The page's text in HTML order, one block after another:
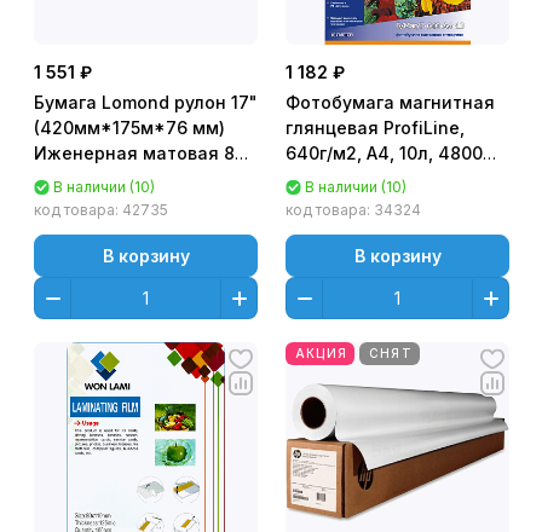
1 551 ₽
Бумага Lomond рулон 17"
(420мм*175м*76 мм)
Иженерная матовая 80
г, "Стандарт"
В наличии (10)
код товара: 42735
В корзину
1 182 ₽
Фотобумага магнитная
глянцевая ProfiLine,
640г/м2, А4, 10л, 4800
dpiВ наличии (10)
код товара: 34324
В корзину
АКЦИЯ СНЯТ